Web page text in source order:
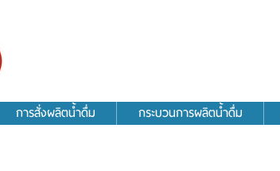
การสั่งผลิตน้ำดื่ม กระบวนการผลิตน้ำดื่ม